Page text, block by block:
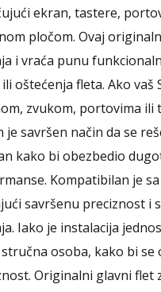
ekran, tastere,
pločom. Ovaj
i vraća punu
oštećenja fleta. Ako vaš
zvukom, portovima ili
je savršen način da se
kako bi obezbedio
Kompatibilan je
savršenu preciznost i
Iako je instalacija
osoba, kako bi
Originalni glavni flet